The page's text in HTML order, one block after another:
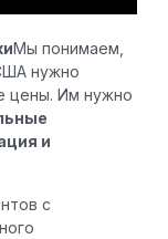
Мы понимаем,
нужно
цены. Им нужно
и
с